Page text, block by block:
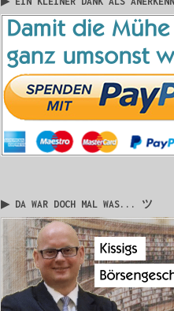
▶ DA WAR DOCH MAL WAS... ツ